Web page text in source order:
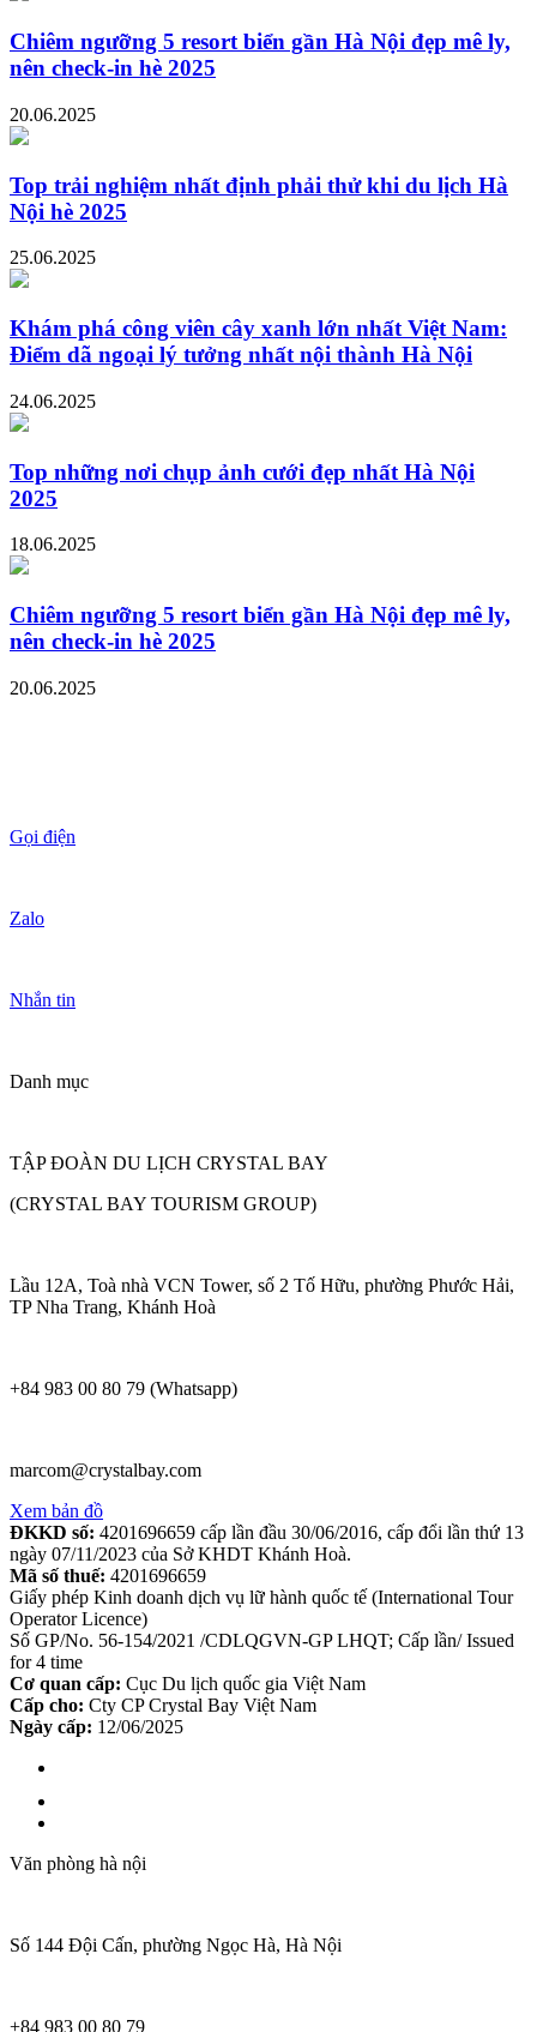
Chiêm ngưỡng 5 resort biển gần Hà Nội đẹp mê ly,
nên check-in hè 2025
20.06.2025
Top trải nghiệm nhất định phải thử khi du lịch Hà
Nội hè 2025
25.06.2025
Khám phá công viên cây xanh lớn nhất Việt Nam:
Điểm dã ngoại lý tưởng nhất nội thành Hà Nội
24.06.2025
Top những nơi chụp ảnh cưới đẹp nhất Hà Nội
2025
18.06.2025
Chiêm ngưỡng 5 resort biển gần Hà Nội đẹp mê ly,
nên check-in hè 2025
20.06.2025
Gọi điện
Zalo
Nhắn tin
Danh mục
TẬP ĐOÀN DU LỊCH CRYSTAL BAY
(CRYSTAL BAY TOURISM GROUP)
Lầu 12A, Toà nhà VCN Tower, số 2 Tố Hữu, phường Phước Hải,
TP Nha Trang, Khánh Hoà
+84 983 00 80 79 (Whatsapp)
marcom@crystalbay.com
Xem bản đồ
ĐKKD số: 4201696659 cấp lần đầu 30/06/2016, cấp đổi lần thứ 13
ngày 07/11/2023 của Sở KHDT Khánh Hoà.
Mã số thuế: 4201696659
Giấy phép Kinh doanh dịch vụ lữ hành quốc tế (International Tour
Operator Licence)
Số GP/No. 56-154/2021 /CDLQGVN-GP LHQT; Cấp lần/ Issued
for 4 time
Cơ quan cấp: Cục Du lịch quốc gia Việt Nam
Cấp cho: Cty CP Crystal Bay Việt Nam
Ngày cấp: 12/06/2025
Văn phòng hà nội
Số 144 Đội Cấn, phường Ngọc Hà, Hà Nội
+84 983 00 80 79